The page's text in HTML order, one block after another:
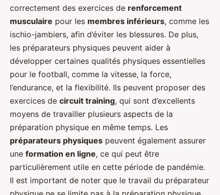
correctement des exercices de renforcement
musculaire pour les membres inférieurs, comme les
ischio-jambiers, afin d’éviter les blessures. De plus,
les préparateurs physiques peuvent aider à
développer certaines qualités physiques essentielles
pour le football, comme la vitesse, la force,
l’endurance, et la flexibilité. Ils peuvent proposer des
exercices de circuit training, qui sont d’excellents
moyens de travailler plusieurs aspects de la
préparation physique en même temps. Les
préparateurs physiques peuvent également assurer
une formation en ligne, ce qui peut être
particulièrement utile en cette période de pandémie.
Il est important de noter que le travail du préparateur